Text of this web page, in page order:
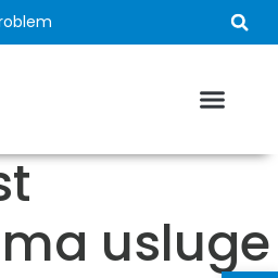
usluge